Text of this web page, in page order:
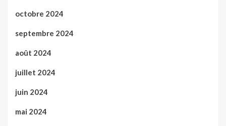
octobre 2024
septembre 2024
août 2024
juillet 2024
juin 2024
mai 2024